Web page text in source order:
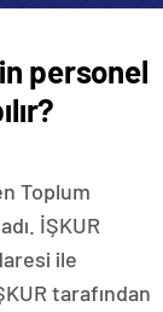
personel
Toplum
İŞKUR
ile
tarafından